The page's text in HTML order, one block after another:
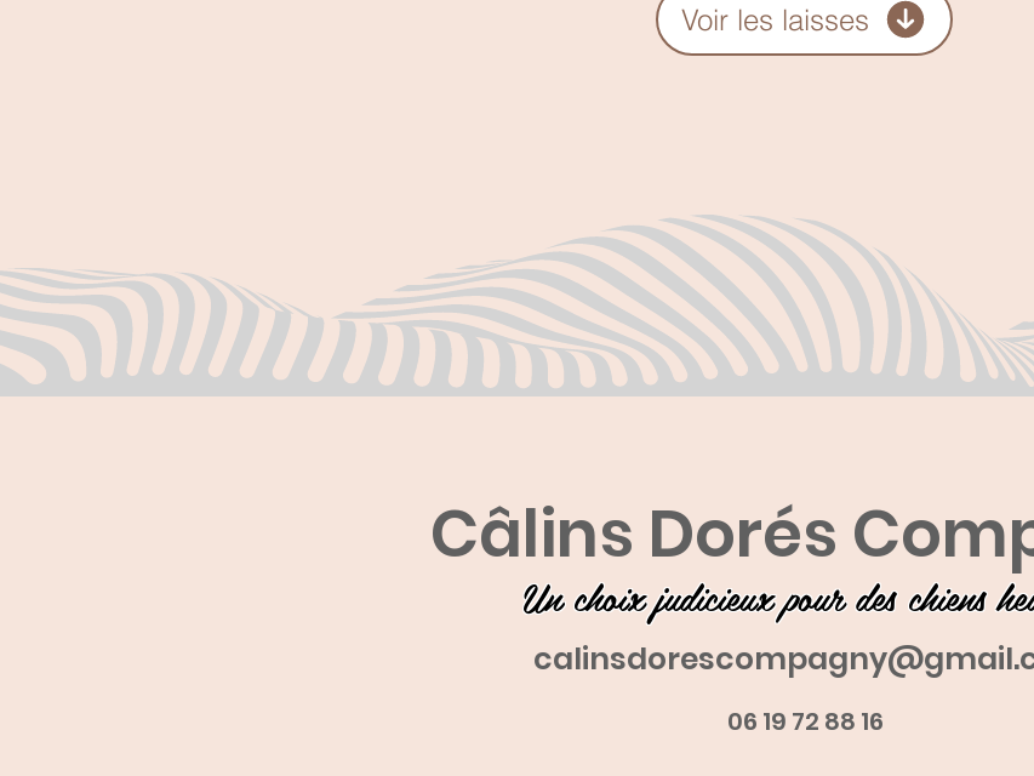
Voir les laisses
Câlins Dorés
Un choix judicieux pour des chiens
06 19 72 88 16